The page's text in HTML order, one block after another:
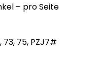
– pro Seite
75, PZJ7#